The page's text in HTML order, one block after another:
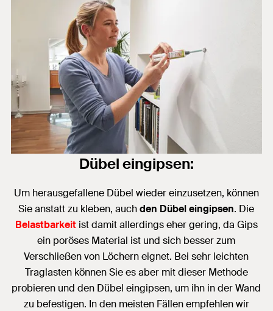
Dübel eingipsen:
Um herausgefallene Dübel wieder einzusetzen, können
Sie anstatt zu kleben, auchden Dübel eingipsen. Die
Belastbarkeit ist damit allerdings eher gering, da Gips
ein poröses Material ist und sich besser zum
Verschließen von Löchern eignet. Bei sehr leichten
Traglasten können Sie es aber mit dieser Methode
probieren und den Dübel eingipsen, um ihn in der Wand
zu befestigen. In den meisten Fällen empfehlen wir